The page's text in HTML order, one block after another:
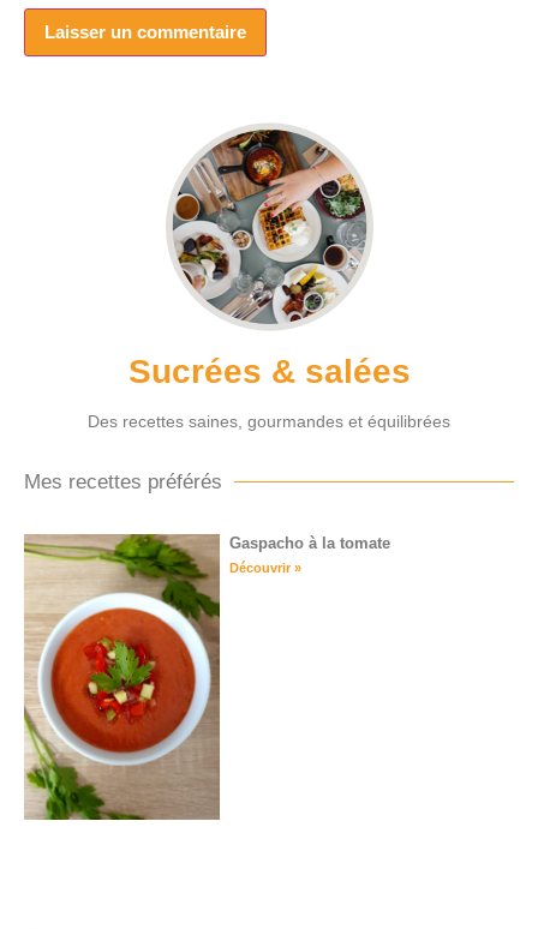
Sucrées & salées
Des recettes saines, gourmandes et équilibrées
Mes recettes préférés
Gaspacho à la tomate
Découvrir »